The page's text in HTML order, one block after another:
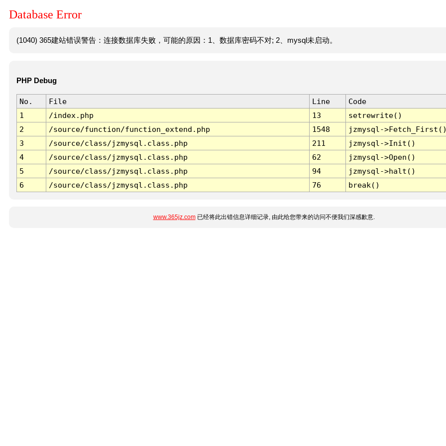
Database Error
(1040) 365建站错误警告：连接数据库失败，可能的原因：1、数据库密码不对; 2、mysql未启动。
PHP Debug
No. File Line
Code
1
/index.php 13
setrewrite()
2
/source/function/function_extend.php 1548
jzmysql-
3
/source/class/jzmysql.class.php 211
jzmysql->Init()
4
/source/class/jzmysql.class.php 62
jzmysql->Open()
5
/source/class/jzmysql.class.php 94
jzmysql->halt()
6
/source/class/jzmysql.class.php 76 break()
www.365jz.com已经将此出错信息详细记录, 由此给您带来的访问不便我们深感歉意.